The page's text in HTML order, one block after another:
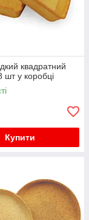
квадратний
шт у коробці
Купити